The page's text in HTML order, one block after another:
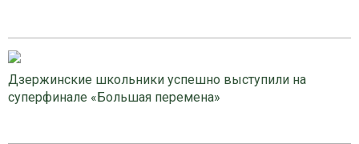
Дзержинские школьники успешно выступили на
суперфинале «Большая перемена»